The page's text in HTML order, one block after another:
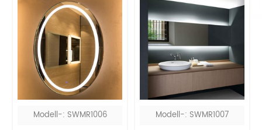
Modell-: SWMR1006 Modell-: SWMR1007